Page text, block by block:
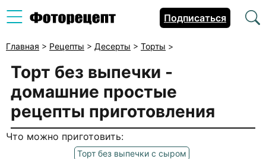
Подписаться
Главная > Рецепты > Десерты > Торты >
Торт без выпечки -
домашние простые
рецепты приготовления
Что можно приготовить:
Торт без выпечки с сыром